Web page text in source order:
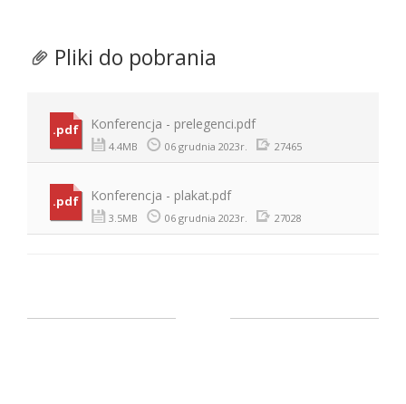
Pliki do pobrania
.pdf Konferencja - prelegenci.pdf
4.4MB 06 grudnia 2023r. 27465
.pdf Konferencja - plakat.pdf
3.5MB 06 grudnia 2023r. 27028